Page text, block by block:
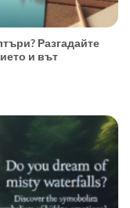
Разгадайте
и вът